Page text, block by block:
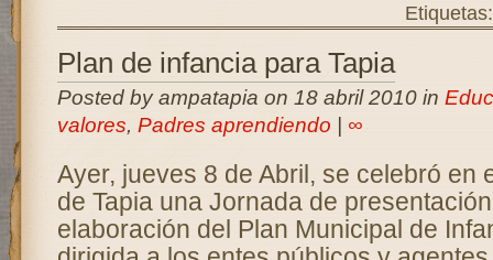
Plan de infancia para Tapia
Posted by ampatapia on 18 abril 2010 in
valores, Padres aprendiendo ∞
Ayer, jueves 8 de Abril, se celebró en
de Tapia una Jornada de
elaboración del Plan Municipal de